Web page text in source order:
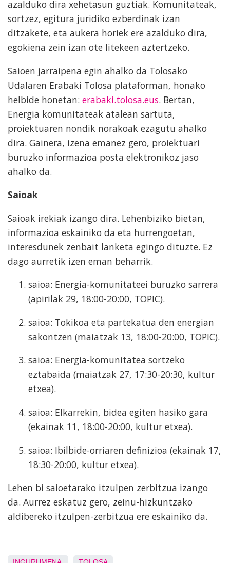
azalduko dira xehetasun guztiak. Komunitateak,
sortzez, egitura juridiko ezberdinak izan
ditzakete, eta aukera horiek ere azalduko dira,
egokiena zein izan ote litekeen aztertzeko.
Saioen jarraipena egin ahalko da Tolosako
Udalaren Erabaki Tolosa plataforman, honako
helbide honetan: erabaki.tolosa.eus. Bertan,
Energia komunitateak atalean sartuta,
proiektuaren nondik norakoak ezagutu ahalko
dira. Gainera, izena emanez gero, proiektuari
buruzko informazioa posta elektronikoz jaso
ahalko da.
Saioak
Saioak irekiak izango dira. Lehenbiziko bietan,
informazioa eskainiko da eta hurrengoetan,
interesdunek zenbait lanketa egingo dituzte. Ez
dago aurretik izen eman beharrik.
saioa: Energia-komunitateei buruzko sarrera
(apirilak 29, 18:00-20:00, TOPIC).
saioa: Tokikoa eta partekatua den energian
sakontzen (maiatzak 13, 18:00-20:00, TOPIC).
saioa: Energia-komunitatea sortzeko
eztabaida (maiatzak 27, 17:30-20:30, kultur
etxea).
saioa: Elkarrekin, bidea egiten hasiko gara
(ekainak 11, 18:00-20:00, kultur etxea).
saioa: Ibilbide-orriaren definizioa (ekainak 17,
18:30-20:00, kultur etxea).
Lehen bi saioetarako itzulpen zerbitzua izango
da. Aurrez eskatuz gero, zeinu-hizkuntzako
aldibereko itzulpen-zerbitzua ere eskainiko da.